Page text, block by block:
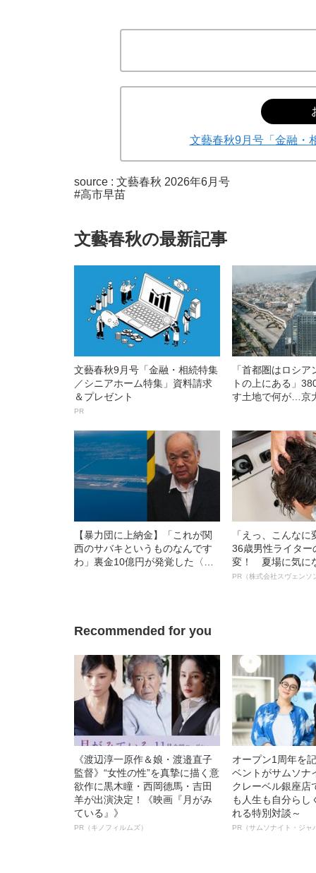
文藝春秋9月号「金融・
source : 文藝春秋 2026年6月号
#高市早苗
文藝春秋の最新記事
文藝春秋9月号「金融・相続特集
／シニアホーム特集」資料請求
＆プレゼント
PR
「首都圏はロシ
トの上にある」
す土地で何が…京
【暴力団に上納金】「これが関
西のサバキというものなんです
わ」裏金10億円が発覚した〈関
「えっ、こんな
36歳男性ライター
変！ 夏場に気に
オイ”や“ベタつき
PR（株式会社スヴェンソ
Recommended for you
《渡辺淳一原作＆娘・渡邉直子
監督》“女性の性”を真摯に描く意
欲作に黒木瞳・西岡德馬・吉田
羊が出演決定！《映画『月がみ
ている』》
PR（キノフィルムズ）
オープン1周年を
ベントがサムソナ
クレーベル銀座
も人生も自分らし
れる特別対談～
PR（サムソナイト・ジャ